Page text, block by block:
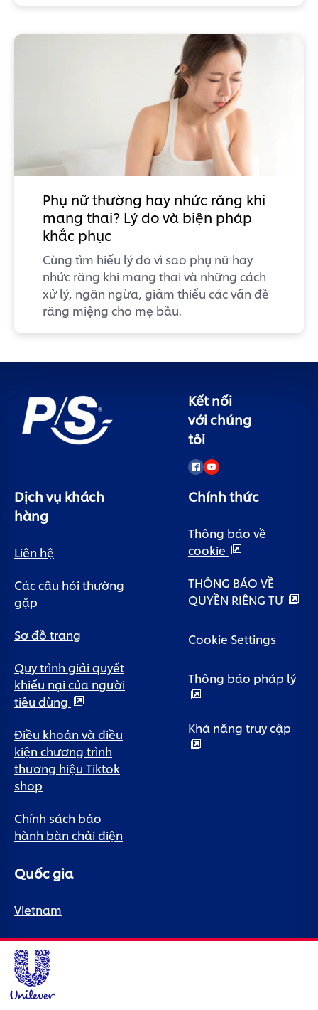
Phụ nữ thường hay nhức răng khi
mang thai? Lý do và biện pháp
khắc phục
Cùng tìm hiểu lý do vì sao phụ nữ hay
nhức răng khi mang thai và những cách
xử lý, ngăn ngừa, giảm thiểu các vấn đề
răng miệng cho mẹ bầu.
Kết nối
với chúng
tôi
Dịch vụ khách
hàng
Liên hệ
Các câu hỏi thường
gặp
Sơ đồ trang
Quy trình giải quyết
khiếu nại của người
tiêu dùng
Điều khoản và điều
kiện chương trình
thương hiệu Tiktok
shop
Chính sách bảo
hành bàn chải điện
Chính thức
Thông báo về
cookie
THÔNG BÁO VỀ
QUYỀN RIÊNG TƯ
Cookie Settings
Thông báo pháp lý
Khả năng truy cập
Quốc gia
Vietnam